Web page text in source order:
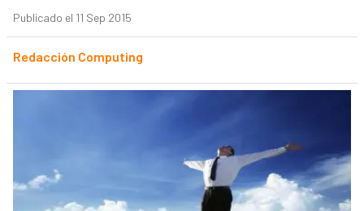
Publicado el 11 Sep 2015
Redacción Computing